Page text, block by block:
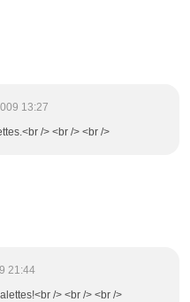
13:27
/> <br /> <br />
21:44
/> <br /> <br />